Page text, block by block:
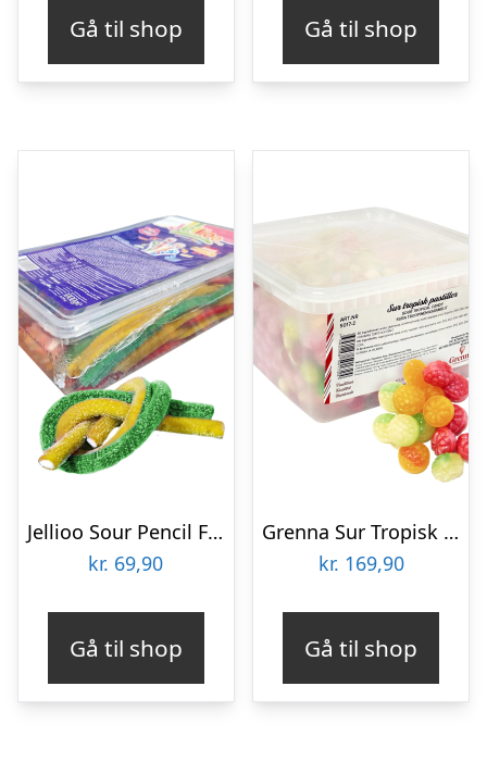
Gå til shop Gå til shop
Jellioo Sour Pencil Fruit Økonomipakke – 1 kg
kr. 69,90
Gå til shop
Grenna Sur Tropisk Blandingsøkonomipakke – 2 kg
kr. 169,90
Gå til shop